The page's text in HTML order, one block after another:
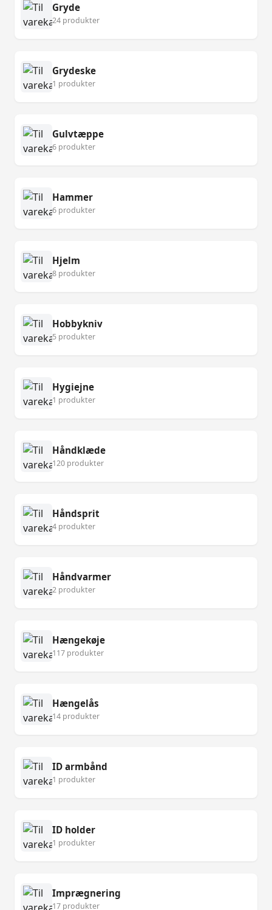
Gryde
24 produkter
Grydeske
1 produkter
Gulvtæppe
6 produkter
Hammer
6 produkter
Hjelm
8 produkter
Hobbykniv
5 produkter
Hygiejne
1 produkter
Håndklæde
120 produkter
Håndsprit
4 produkter
Håndvarmer
2 produkter
Hængekøje
117 produkter
Hængelås
14 produkter
ID armbånd
1 produkter
ID holder
1 produkter
Imprægnering
17 produkter